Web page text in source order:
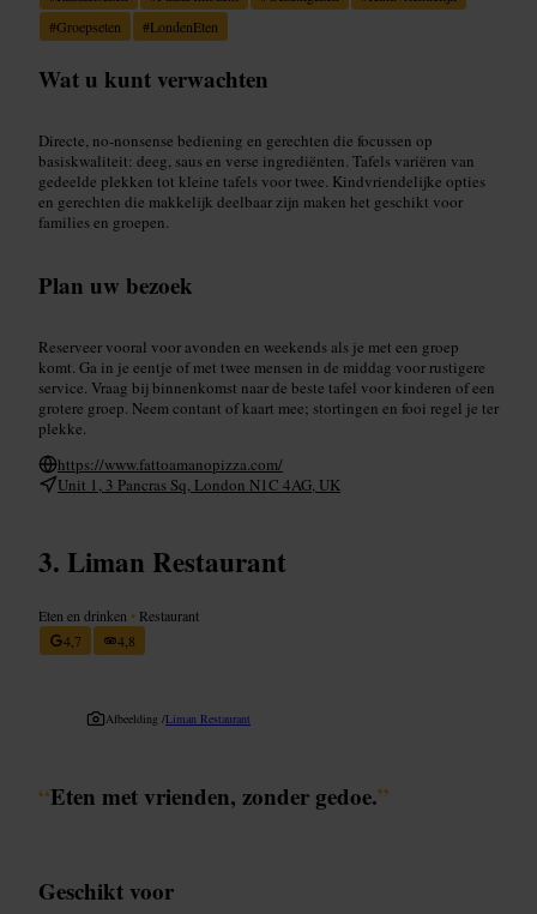
#Groepseten #LondenEten
Wat u kunt verwachten
Directe, no-nonsense bediening en gerechten die focussen op
basiskwaliteit: deeg, saus en verse ingrediënten. Tafels variëren van
gedeelde plekken tot kleine tafels voor twee. Kindvriendelijke opties
en gerechten die makkelijk deelbaar zijn maken het geschikt voor
families en groepen.
Plan uw bezoek
Reserveer vooral voor avonden en weekends als je met een groep
komt. Ga in je eentje of met twee mensen in de middag voor rustigere
service. Vraag bij binnenkomst naar de beste tafel voor kinderen of een
grotere groep. Neem contant of kaart mee; stortingen en fooi regel je ter
plekke.
https://www.fattoamanopizza.com/
Unit 1, 3 Pancras Sq, London N1C 4AG, UK
Liman Restaurant
Eten en drinken • Restaurant
4,7
4,8
Afbeelding /Liman Restaurant
“Eten met vrienden, zonder gedoe.”
Geschikt voor